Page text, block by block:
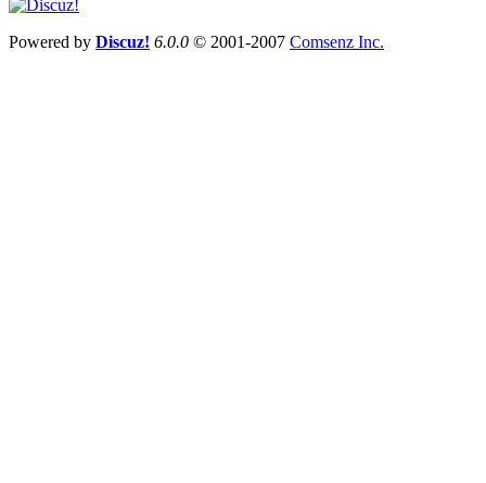
Powered by Discuz! 6.0.0 © 2001-2007 Comsenz Inc.